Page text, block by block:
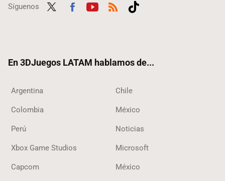
Síguenos
En 3DJuegos LATAM hablamos de...
Argentina Chile
Colombia México
Perú Noticias
Xbox Game Studios Microsoft
Capcom México